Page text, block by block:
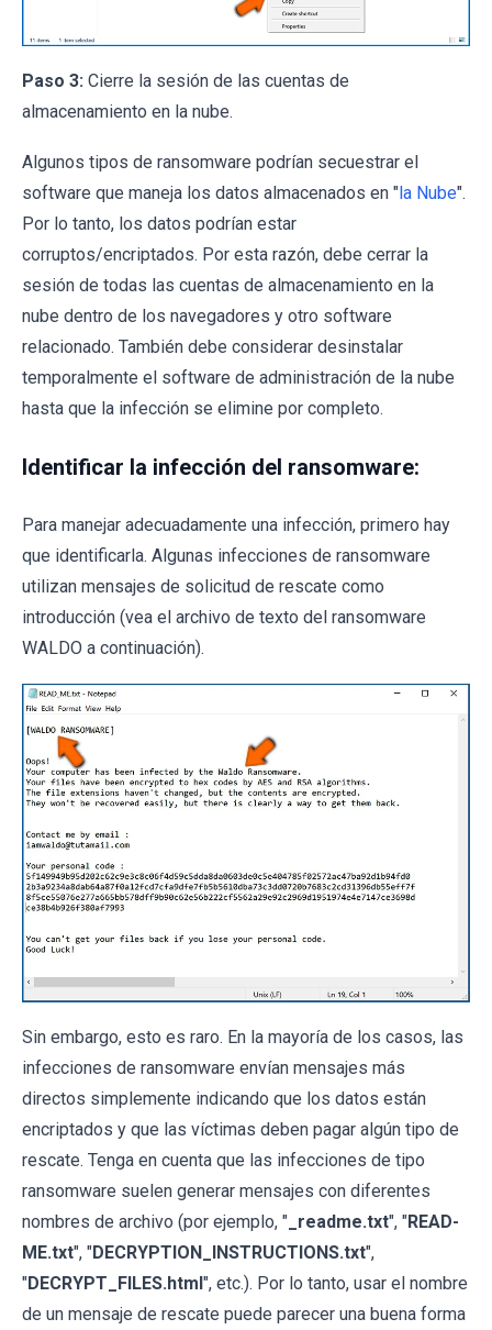
Paso 3: Cierre la sesión de las cuentas de
almacenamiento en la nube.
Algunos tipos de ransomware podrían secuestrar el
software que maneja los datos almacenados en "la Nube".
Por lo tanto, los datos podrían estar
corruptos/encriptados. Por esta razón, debe cerrar la
sesión de todas las cuentas de almacenamiento en la
nube dentro de los navegadores y otro software
relacionado. También debe considerar desinstalar
temporalmente el software de administración de la nube
hasta que la infección se elimine por completo.
Identificar la infección del ransomware:
Para manejar adecuadamente una infección, primero hay
que identificarla. Algunas infecciones de ransomware
utilizan mensajes de solicitud de rescate como
introducción (vea el archivo de texto del ransomware
WALDO a continuación).
Sin embargo, esto es raro. En la mayoría de los casos, las
infecciones de ransomware envían mensajes más
directos simplemente indicando que los datos están
encriptados y que las víctimas deben pagar algún tipo de
rescate. Tenga en cuenta que las infecciones de tipo
ransomware suelen generar mensajes con diferentes
nombres de archivo (por ejemplo, " _readme.txt", "READ-
ME.txt", "DECRYPTION_INSTRUCTIONS.txt",
"DECRYPT_FILES.html ", etc.). Por lo tanto, usar el nombre
de un mensaje de rescate puede parecer una buena forma